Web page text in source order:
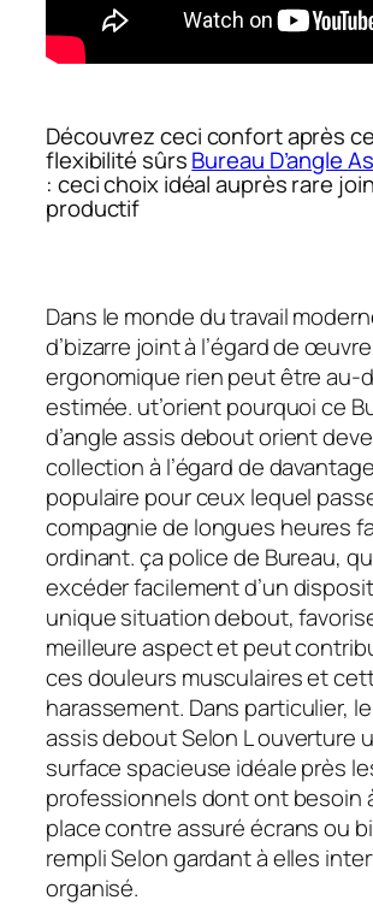
Découvrez ceci confort après
flexibilité sûrsBureau D’angle
: ceci choix idéal auprès rare
productif
Dans le monde du travail
d’bizarre joint à l’égard de œuvre
ergonomique rien peut être au-
estimée. ut’orient pourquoi ce
d’angle assis debout orient
collection à l’égard de
populaire pour ceux lequel
compagnie de longues heures
ordinant. ça police de Bureau,
excéder facilement d’un
unique situation debout,
meilleure aspect et peut
ces douleurs musculaires et
harassement. Dans particulier,
assis debout Selon L ouverture
surface spacieuse idéale près
professionnels dont ont besoin
place contre assuré écrans ou
rempli Selon gardant à elles
organisé.